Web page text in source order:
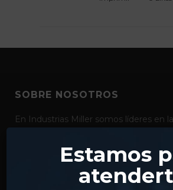
SOBRE NOSOTROS
En Industrias Miller somos líderes en
como bridas, válvulas, tubería y
carbón, acero inoxidable y pvc. Con
nuestros centros en Monterrey y
realizamos envíos a clientes en todo
Estamos